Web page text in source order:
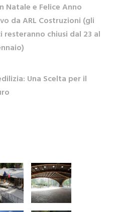
Natale e Felice Anno
da ARL Costruzioni (gli
resteranno chiusi dal 23 al
Una Scelta per il